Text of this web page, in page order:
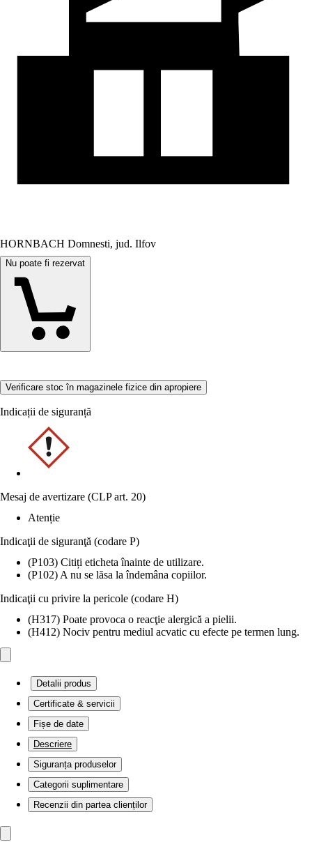
HORNBACH Domnesti, jud. Ilfov
Nu poate fi rezervat
Verificare stoc în magazinele fizice din apropiere
Indicații de siguranță
Mesaj de avertizare (CLP art. 20)
Atenție
Indicaţii de siguranţă (codare P)
(P103) Citiți eticheta înainte de utilizare.
(P102) A nu se lăsa la îndemâna copiilor.
Indicaţii cu privire la pericole (codare H)
(H317) Poate provoca o reacţie alergică a pielii.
(H412) Nociv pentru mediul acvatic cu efecte pe termen lung.
Detalii produs
Certificate & servicii
Fișe de date
Descriere
Siguranța produselor
Categorii suplimentare
Recenzii din partea clienților